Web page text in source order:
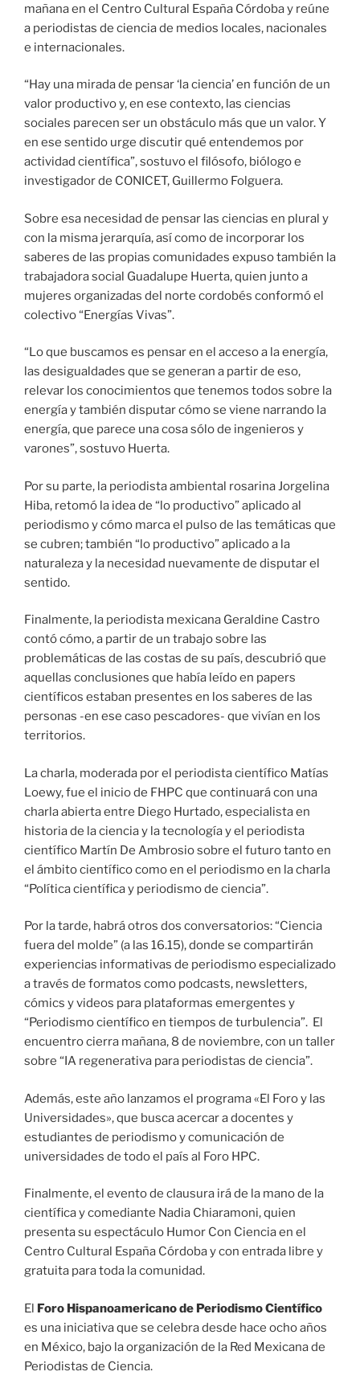
mañana en el Centro Cultural España Córdoba y reúne
a periodistas de ciencia de medios locales, nacionales
e internacionales.
“Hay una mirada de pensar ‘la ciencia’ en función de un
valor productivo y, en ese contexto, las ciencias
sociales parecen ser un obstáculo más que un valor. Y
en ese sentido urge discutir qué entendemos por
actividad científica”, sostuvo el filósofo, biólogo e
investigador de CONICET, Guillermo Folguera.
Sobre esa necesidad de pensar las ciencias en plural y
con la misma jerarquía, así como de incorporar los
saberes de las propias comunidades expuso también la
trabajadora social Guadalupe Huerta, quien junto a
mujeres organizadas del norte cordobés conformó el
colectivo “Energías Vivas”.
“Lo que buscamos es pensar en el acceso a la energía,
las desigualdades que se generan a partir de eso,
relevar los conocimientos que tenemos todos sobre la
energía y también disputar cómo se viene narrando la
energía, que parece una cosa sólo de ingenieros y
varones”, sostuvo Huerta.
Por su parte, la periodista ambiental rosarina Jorgelina
Hiba, retomó la idea de “lo productivo” aplicado al
periodismo y cómo marca el pulso de las temáticas que
se cubren; también “lo productivo” aplicado a la
naturaleza y la necesidad nuevamente de disputar el
sentido.
Finalmente, la periodista mexicana Geraldine Castro
contó cómo, a partir de un trabajo sobre las
problemáticas de las costas de su país, descubrió que
aquellas conclusiones que había leído en papers
científicos estaban presentes en los saberes de las
personas -en ese caso pescadores- que vivían en los
territorios.
La charla, moderada por el periodista científico Matías
Loewy, fue el inicio de FHPC que continuará con una
charla abierta entre Diego Hurtado, especialista en
historia de la ciencia y la tecnología y el periodista
científico Martín De Ambrosio sobre el futuro tanto en
el ámbito científico como en el periodismo en la charla
“Política científica y periodismo de ciencia”.
Por la tarde, habrá otros dos conversatorios: “Ciencia
fuera del molde” (a las 16.15), donde se compartirán
experiencias informativas de periodismo especializado
a través de formatos como podcasts, newsletters,
cómics y videos para plataformas emergentes y
“Periodismo científico en tiempos de turbulencia”. El
encuentro cierra mañana, 8 de noviembre, con un taller
sobre “IA regenerativa para periodistas de ciencia”.
Además, este año lanzamos el programa «El Foro y las
Universidades», que busca acercar a docentes y
estudiantes de periodismo y comunicación de
universidades de todo el país al Foro HPC.
Finalmente, el evento de clausura irá de la mano de la
científica y comediante Nadia Chiaramoni, quien
presenta su espectáculo Humor Con Ciencia en el
Centro Cultural España Córdoba y con entrada libre y
gratuita para toda la comunidad.
El Foro Hispanoamericano de Periodismo Científico
es una iniciativa que se celebra desde hace ocho años
en México, bajo la organización de la Red Mexicana de
Periodistas de Ciencia.